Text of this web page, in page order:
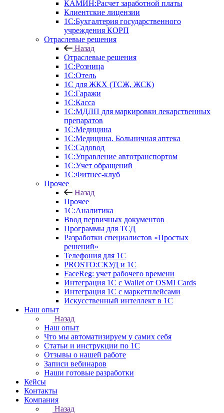
КАМИН:Расчет заработной платы
Клиентские лицензии
1С:Бухгалтерия государственного
учреждения КОРП
Отраслевые решения
Назад
Отраслевые решения
1С:Розница
1С:Отель
1С для ЖКХ (ТСЖ, ЖСК)
1С:Гаражи
1С:Касса
1С:МДЛП для маркировки лекарственных
препаратов
1С:Медицина
1С:Медицина. Больничная аптека
1С:Садовод
1С:Управление автотранспортом
1С:Учет обращений
1С:Фитнес-клуб
Прочее
Назад
Прочее
1С:Аналитика
Ввод первичных документов
Программы для ТСД
Разработки специалистов «Простых
решений»
Телефония для 1С
PROSTO:СКУД и 1С
FaceReg: учет рабочего времени
Интеграция 1С с Wallet от OSMI Cards
Интеграция 1С с маркетплейсами
Искусственный интеллект в 1С
Наш опыт
Назад
Наш опыт
Что мы автоматизируем у самих себя
Статьи и инструкции по 1С
Отзывы о нашей работе
Записи вебинаров
Наши готовые разработки
Кейсы
Контакты
Компания
Назад